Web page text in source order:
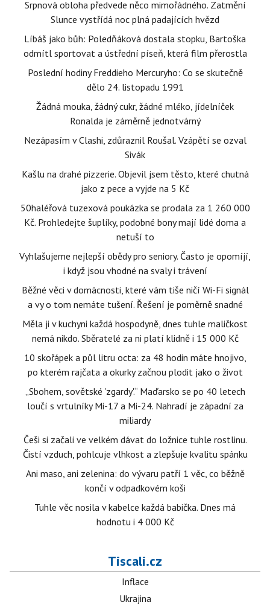
Srpnová obloha předvede něco mimořádného. Zatmění
Slunce vystřídá noc plná padajících hvězd
Líbáš jako bůh: Poledňáková dostala stopku, Bartoška
odmítl sportovat a ústřední píseň, která film přerostla
Poslední hodiny Freddieho Mercuryho: Co se skutečně
dělo 24. listopadu 1991
Žádná mouka, žádný cukr, žádné mléko, jídelníček
Ronalda je záměrně jednotvárný
Nezápasím v Clashi, zdůraznil Roušal. Vzápětí se ozval
Sivák
Kašlu na drahé pizzerie. Objevil jsem těsto, které chutná
jako z pece a vyjde na 5 Kč
50haléřová tuzexová poukázka se prodala za 1 260 000
Kč. Prohledejte šuplíky, podobné bony mají lidé doma a
netuší to
Vyhlašujeme nejlepší obědy pro seniory. Často je opomíjí,
i když jsou vhodné na svaly i trávení
Běžné věci v domácnosti, které vám tiše ničí Wi-Fi signál
a vy o tom nemáte tušení. Řešení je poměrně snadné
Měla ji v kuchyni každá hospodyně, dnes tuhle maličkost
nemá nikdo. Sběratelé za ni platí klidně i 15 000 Kč
10 skořápek a půl litru octa: za 48 hodin máte hnojivo,
po kterém rajčata a okurky začnou plodit jako o život
„Sbohem, sovětské 'zgardy'.“ Maďarsko se po 40 letech
loučí s vrtulníky Mi-17 a Mi-24. Nahradí je západní za
miliardy
Češi si začali ve velkém dávat do ložnice tuhle rostlinu.
Čistí vzduch, pohlcuje vlhkost a zlepšuje kvalitu spánku
Ani maso, ani zelenina: do vývaru patří 1 věc, co běžně
končí v odpadkovém koši
Tuhle věc nosila v kabelce každá babička. Dnes má
hodnotu i 4 000 Kč
Tiscali.cz
Inflace
Ukrajina